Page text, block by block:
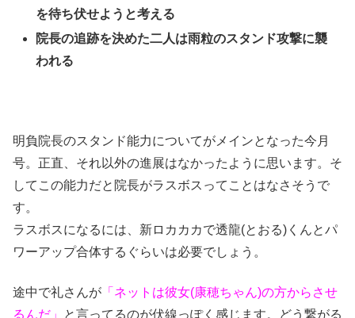
を待ち伏せようと考える
院長の追跡を決めた二人は雨粒のスタンド攻撃に襲
われる
明負院長のスタンド能力についてがメインとなった今月
号。正直、それ以外の進展はなかったように思います。そ
してこの能力だと院長がラスボスってことはなさそうで
す。
ラスボスになるには、新ロカカカで透龍(とおる)くんとパ
ワーアップ合体するぐらいは必要でしょう。
途中で礼さんが 「ネットは彼女(康穂ちゃん)の方からさせ
るんだ」
と言ってるのが伏線っぽく感じます。どう繋がる